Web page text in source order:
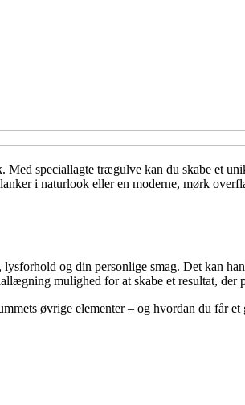
speciallagte trægulve kan du skabe et
i naturlook eller en moderne, mørk
og din personlige smag. Det kan
mulighed for at skabe et resultat, der
øvrige elementer – og hvordan du får